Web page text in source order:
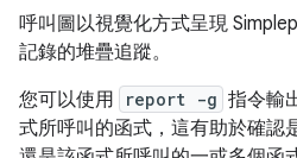
呼叫圖以視覺化方式呈現
記錄的堆疊追蹤。
您可以使用
report -g 指令輸
式所呼叫的函式，這有助於確認